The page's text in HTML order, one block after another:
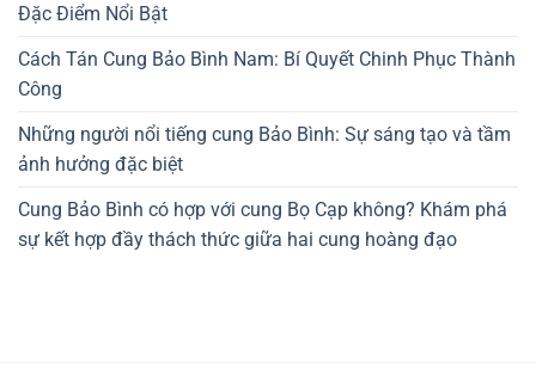
Đặc Điểm Nổi Bật
Cách Tán Cung Bảo Bình Nam: Bí Quyết Chinh Phục Thành
Công
Những người nổi tiếng cung Bảo Bình: Sự sáng tạo và tầm
ảnh hưởng đặc biệt
Cung Bảo Bình có hợp với cung Bọ Cạp không? Khám phá
sự kết hợp đầy thách thức giữa hai cung hoàng đạo